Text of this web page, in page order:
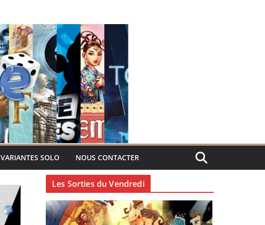
VARIANTES SOLO NOUS CONTACTER
Les Sorties du Vendredi